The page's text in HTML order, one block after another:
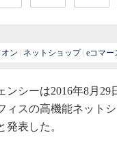
ン ネットショップ| eコマー
シーは2016年8月29
ィスの高機能ネット
発表した。